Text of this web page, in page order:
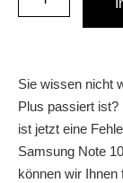
Sie wissen nicht
Plus passiert
ist jetzt eine
Samsung Note
können wir Ihnen